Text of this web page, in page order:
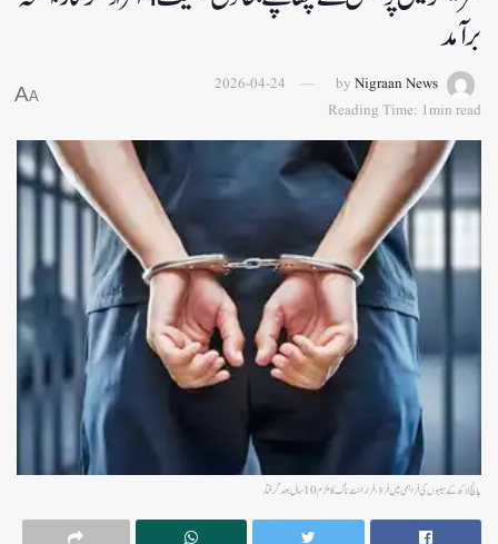
بر آمد
by Nigraan News
2026-04-24
Reading Time: 1min read
A
A
پانچ لاکھ کے سیبوں کی فراہمی میں فراڈ، فراراننت ناگ کا ملزم 10سال بعدگرفتار